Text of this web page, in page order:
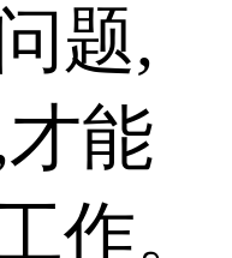
题,
能
作。